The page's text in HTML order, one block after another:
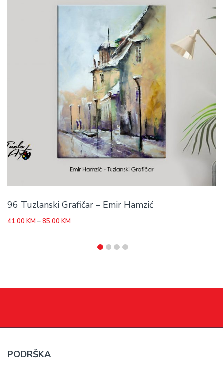
96 Tuzlanski Grafičar – Emir Hamzić
41,00 KM –85,00 KM
PODRŠKA